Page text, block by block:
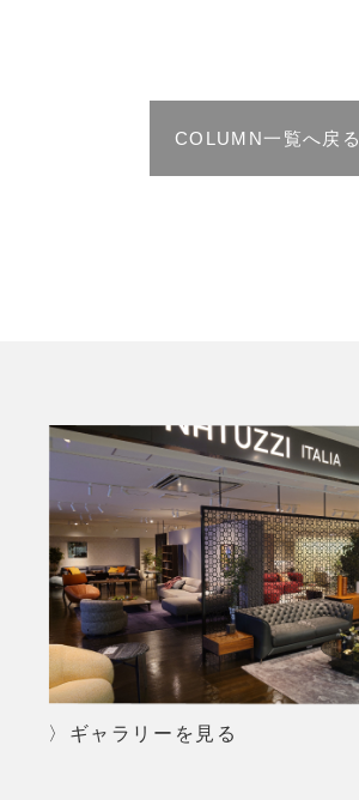
COLUMN一覧へ戻る
〉ギャラリーを見る